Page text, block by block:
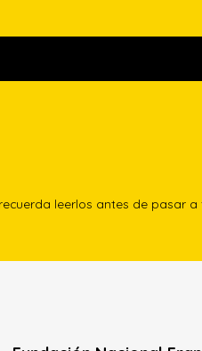
leerlos antes de pasar